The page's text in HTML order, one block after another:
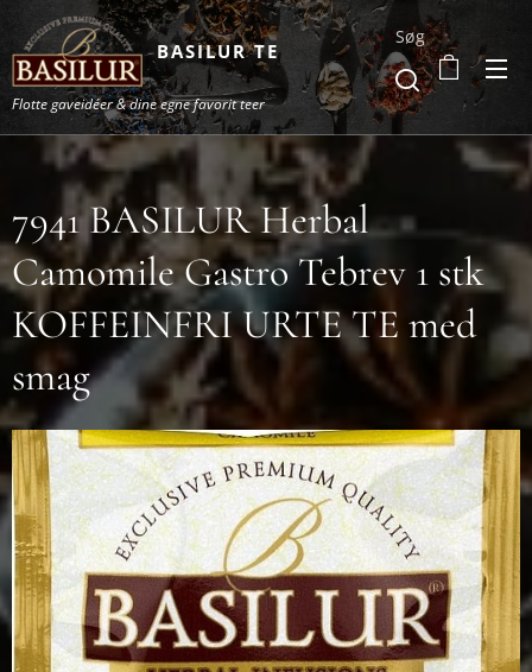
BASILUR TE
Flotte gaveidéer & dine egne favorit teer
Søg
7941 BASILUR Herbal
Camomile Gastro Tebrev 1 stk
KOFFEINFRI URTE TE med
smag